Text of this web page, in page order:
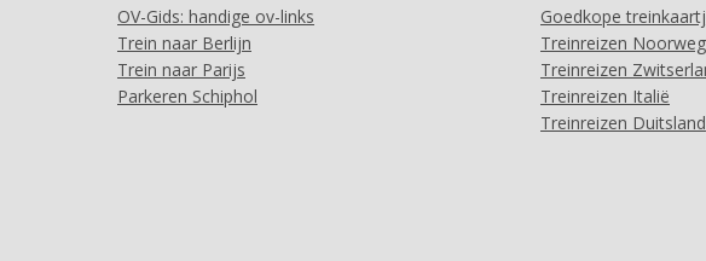
OV-Gids: handige ov-links
Trein naar Berlijn
Trein naar Parijs
Parkeren Schiphol
Goedkope
Treinreizen
Treinreizen
Treinreizen Italië
Treinreizen Duitsland